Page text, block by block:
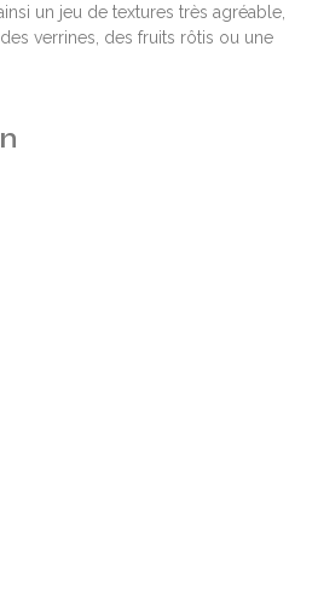
un jeu de textures très agréable,
verrines, des fruits rôtis ou une